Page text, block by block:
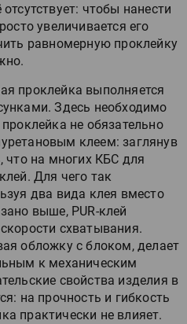
чтобы нанести
увеличивается его
равномерную проклейку
проклейка выполняется
Здесь необходимо
не обязательно
клеем: заглянув
что на многих КБС для
Для чего так
два вида клея вместо
выше, PUR-клей
схватывания.
обложку с блоком, делает
к механическим
свойства изделия в
на прочность и гибкость
практически не влияет.